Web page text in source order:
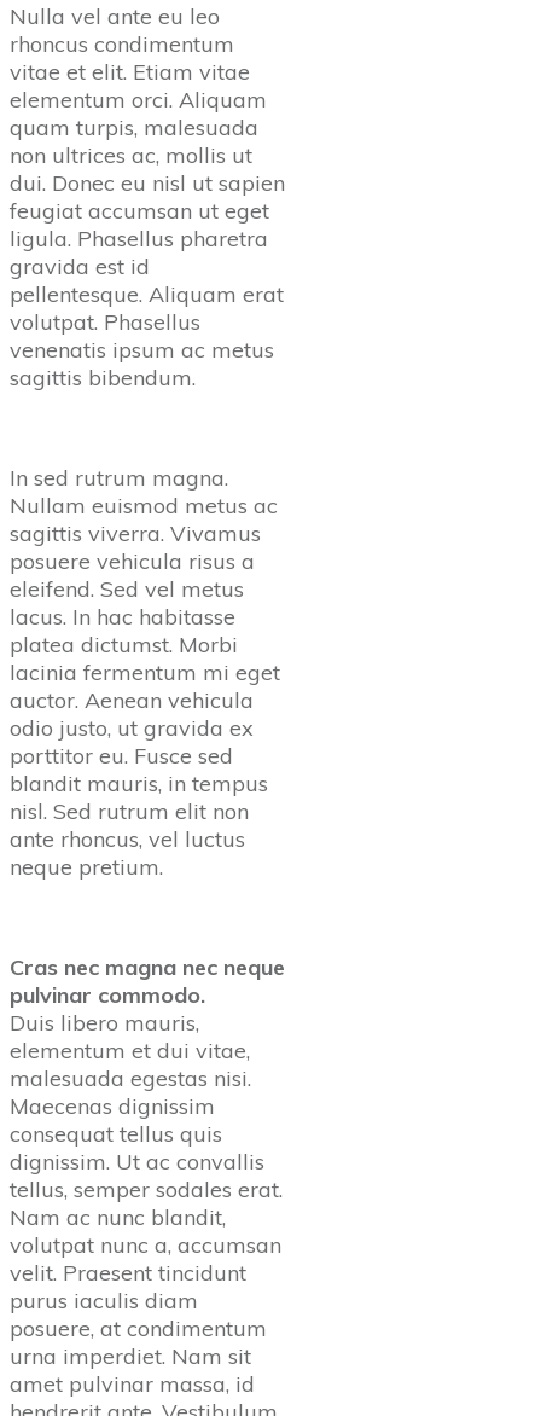
Nulla vel ante eu leo
rhoncus condimentum
vitae et elit. Etiam vitae
elementum orci. Aliquam
quam turpis, malesuada
non ultrices ac, mollis ut
dui. Donec eu nisl ut sapien
feugiat accumsan ut eget
ligula. Phasellus pharetra
gravida est id
pellentesque. Aliquam erat
volutpat. Phasellus
venenatis ipsum ac metus
sagittis bibendum.
In sed rutrum magna.
Nullam euismod metus ac
sagittis viverra. Vivamus
posuere vehicula risus a
eleifend. Sed vel metus
lacus. In hac habitasse
platea dictumst. Morbi
lacinia fermentum mi eget
auctor. Aenean vehicula
odio justo, ut gravida ex
porttitor eu. Fusce sed
blandit mauris, in tempus
nisl. Sed rutrum elit non
ante rhoncus, vel luctus
neque pretium.
Cras nec magna nec neque
pulvinar commodo.
Duis libero mauris,
elementum et dui vitae,
malesuada egestas nisi.
Maecenas dignissim
consequat tellus quis
dignissim. Ut ac convallis
tellus, semper sodales erat.
Nam ac nunc blandit,
volutpat nunc a, accumsan
velit. Praesent tincidunt
purus iaculis diam
posuere, at condimentum
urna imperdiet. Nam sit
amet pulvinar massa, id